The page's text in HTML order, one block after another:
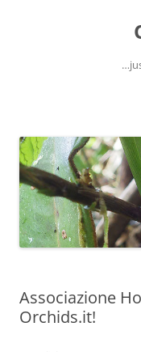
Associazione
Orchids.it!